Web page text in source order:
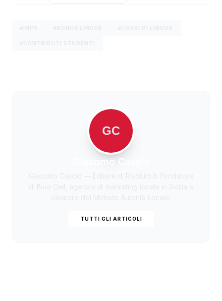
GC
Giacomo Cascio
TUTTI GLI ARTICOLI